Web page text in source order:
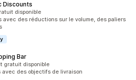
Discounts
disponible
avec des réductions sur le volume, des paliers
Bar
gratuit disponible
avec des objectifs de livraison